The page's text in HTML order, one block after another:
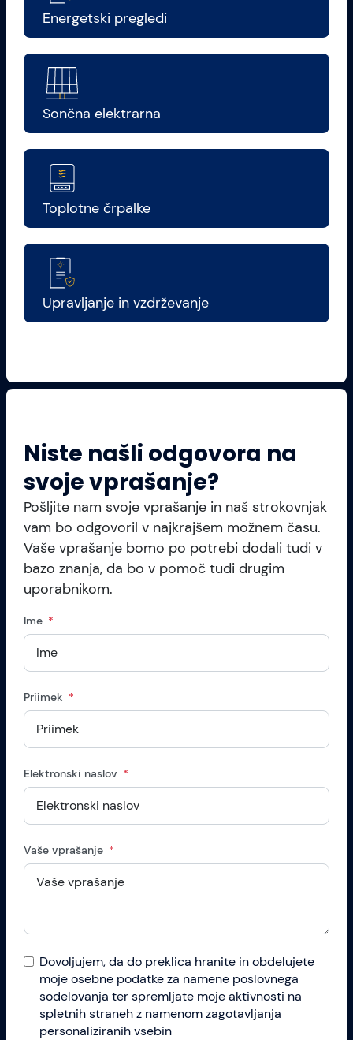
Energetski pregledi
Sončna elektrarna
Toplotne črpalke
Upravljanje in vzdrževanje
Niste našli odgovora na
svoje vprašanje?
Pošljite nam svoje vprašanje in naš strokovnjak
vam bo odgovoril v najkrajšem možnem času.
Vaše vprašanje bomo po potrebi dodali tudi v
bazo znanja, da bo v pomoč tudi drugim
uporabnikom.
Ime
Priimek
Elektronski naslov
Vaše vprašanje
Dovoljujem, da do preklica hranite in obdelujete
moje osebne podatke za namene poslovnega
sodelovanja ter spremljate moje aktivnosti na
spletnih straneh z namenom zagotavljanja
personaliziranih vsebin